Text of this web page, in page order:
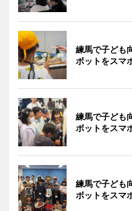
練馬で子ども
ボットをスマ
練馬で子ども
ボットをスマ
練馬で子ども
ボットをスマ